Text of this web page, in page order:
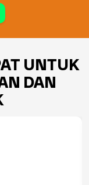
UNTUK
DAN